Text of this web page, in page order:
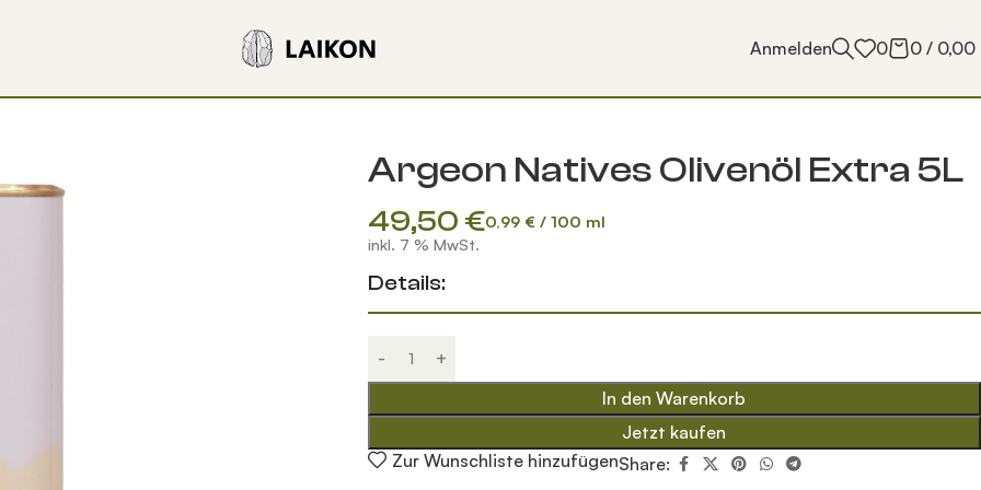
Anmelden 0 0 / 0,00
Argeon Natives Olivenöl Extra 5L
49,50 €0,99 € / 100 ml
inkl. 7 % MwSt.
Details:
In den Warenkorb
Jetzt kaufen
Zur Wunschliste hinzufügenShare: